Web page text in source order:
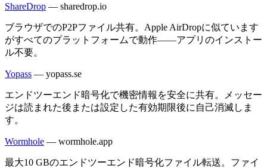
ShareDrop — sharedrop.io
ブラウザでのP2Pファイル共有。Apple AirDropに似ています
がすべてのプラットフォームで動作——アプリのインストー
ル不要。
Yopass — yopass.se
エンドツーエンド暗号化で機密情報を安全に共有。メッセー
ジは読まれた後または設定した有効期限後に自己消滅しま
す。
Wormhole — wormhole.app
最大10 GBのエンドツーエンド暗号化ファイル転送。ファイ